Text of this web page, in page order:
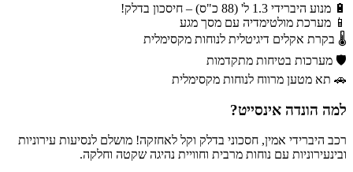
🔋 מנוע היברידי 1.3 ל' (88 כ"ס) – חיסכון בדלק!
📱 מערכת מולטימדיה עם מסך מגע
🌡️ בקרת אקלים דיגיטלית לנוחות מקסימלית
🛡️ מערכות בטיחות מתקדמות
🚗 תא מטען מרווח לנוחות מקסימלית
למה הונדה אינסייט?
רכב היברידי אמין, חסכוני בדלק וקל לאחזקה! מושלם לנסיעות עירוניות
ובינעירוניות עם נוחות מרבית וחוויית נהיגה שקטה וחלקה.